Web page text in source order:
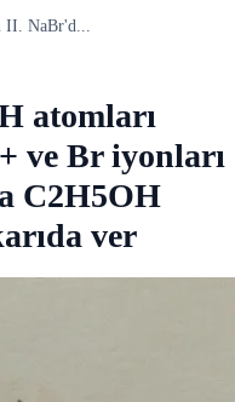
II. NaBr'd...
atomları
ve Br iyonları
C2H5OH
ver